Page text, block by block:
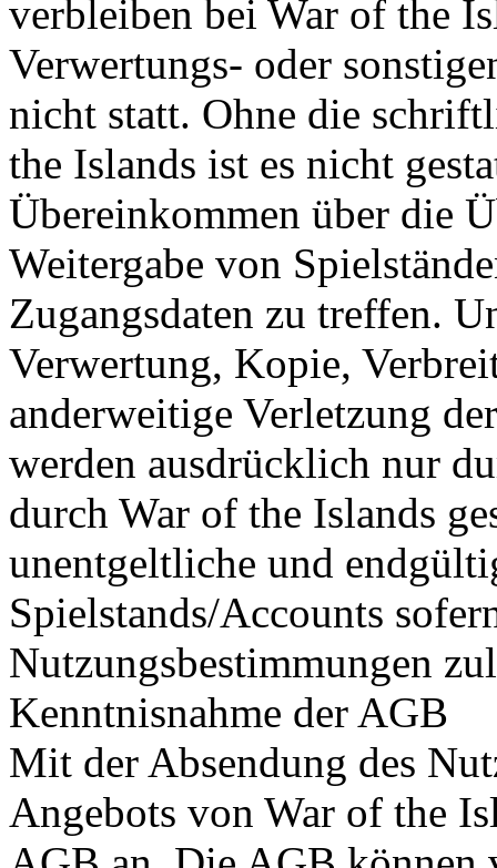
verbleiben bei War of the
Verwertungs- oder
nicht statt. Ohne die
the Islands ist es nicht
Übereinkommen über die
Weitergabe von
Zugangsdaten zu treffen.
Verwertung, Kopie,
anderweitige Verletzung
werden ausdrücklich nur
durch War of the Islands
unentgeltliche und
Spielstands/Accounts
Nutzungsbestimmungen
Kenntnisnahme der AGB
Mit der Absendung des
Angebots von War of the